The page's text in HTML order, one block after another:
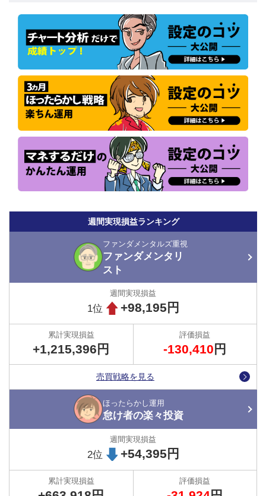
現時点のトップは、ファンダメンタリストさんです。
累計実現損益でも、評価損益を加味した時価損益でも、独走状態で
順調な運用を続けています。
ファンダメンタリストさんは、運用開始から運用停止を臨機応変に
繰り返しながら、利益を積み上げています。
ファンダメンタリストさんの運用の軌跡
2位の怠け者の楽々投資さんは、運用をトラッキングトレードに任
せ、バトル開始から「ほったらかし」で運用を継続するスタイルで
す。
運用途中で含み損が一時的に大きく膨らんだ時期もありましたが、
週間実現損益ランキング
ファンダメンタルズ重視
ファンダメンタリ
スト
ほったらかし運用
怠け者の楽々投資
売買戦略を見る
1位 +98,195円
2位 +54,395円
+1,215,396円 -130,410 円